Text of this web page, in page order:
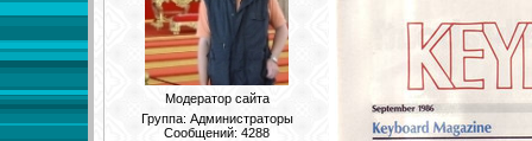
Модератор сайта
Группа: Администраторы
Сообщений:4288